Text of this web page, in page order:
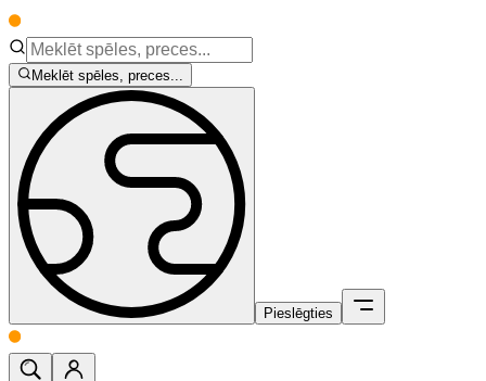
Meklēt spēles, preces...
Pieslēgties